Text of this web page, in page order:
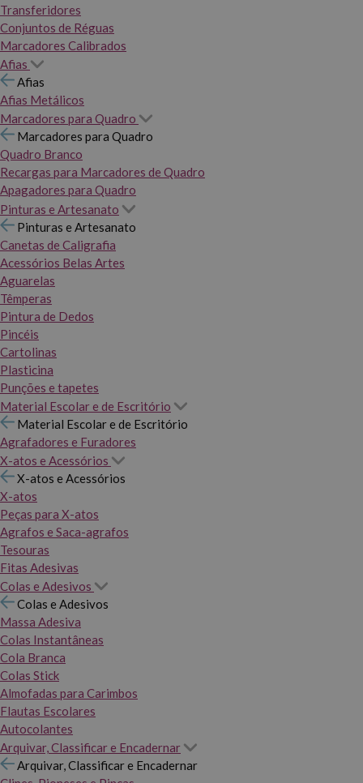
Transferidores
Conjuntos de Réguas
Marcadores Calibrados
Afias
Afias
Afias Metálicos
Marcadores para Quadro
Marcadores para Quadro
Quadro Branco
Recargas para Marcadores de Quadro
Apagadores para Quadro
Pinturas e Artesanato
Pinturas e Artesanato
Canetas de Caligrafia
Acessórios Belas Artes
Aguarelas
Têmperas
Pintura de Dedos
Pincéis
Cartolinas
Plasticina
Punções e tapetes
Material Escolar e de Escritório
Material Escolar e de Escritório
Agrafadores e Furadores
X-atos e Acessórios
X-atos e Acessórios
X-atos
Peças para X-atos
Agrafos e Saca-agrafos
Tesouras
Fitas Adesivas
Colas e Adesivos
Colas e Adesivos
Massa Adesiva
Colas Instantâneas
Cola Branca
Colas Stick
Almofadas para Carimbos
Flautas Escolares
Autocolantes
Arquivar, Classificar e Encadernar
Arquivar, Classificar e Encadernar